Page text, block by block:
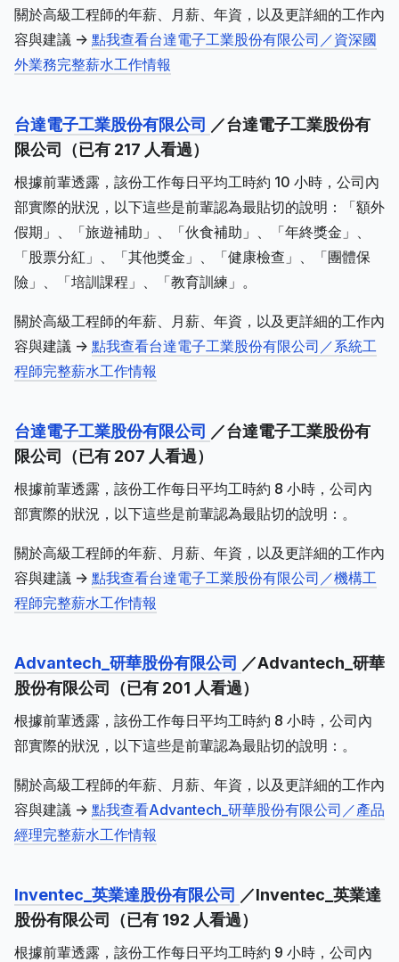
關於高級工程師的年薪、月薪、年資，以及更詳細的工作內
容與建議 -> 點我查看台達電子工業股份有限公司／資深國
外業務完整薪水工作情報
台達電子工業股份有限公司 ／台達電子工業股份有
限公司（已有 217 人看過）
根據前輩透露，該份工作每日平均工時約 10 小時，公司內
部實際的狀況，以下這些是前輩認為最貼切的說明：「額外
假期」、「旅遊補助」、「伙食補助」、「年終獎金」、
「股票分紅」、「其他獎金」、「健康檢查」、「團體保
險」、「培訓課程」、「教育訓練」。
關於高級工程師的年薪、月薪、年資，以及更詳細的工作內
容與建議 -> 點我查看台達電子工業股份有限公司／系統工
程師完整薪水工作情報
台達電子工業股份有限公司 ／台達電子工業股份有
限公司（已有 207 人看過）
根據前輩透露，該份工作每日平均工時約 8 小時，公司內
部實際的狀況，以下這些是前輩認為最貼切的說明：。
關於高級工程師的年薪、月薪、年資，以及更詳細的工作內
容與建議 -> 點我查看台達電子工業股份有限公司／機構工
程師完整薪水工作情報
Advantech_研華股份有限公司 ／Advantech_研華
股份有限公司（已有 201 人看過）
根據前輩透露，該份工作每日平均工時約 8 小時，公司內
部實際的狀況，以下這些是前輩認為最貼切的說明：。
關於高級工程師的年薪、月薪、年資，以及更詳細的工作內
容與建議 -> 點我查看Advantech_研華股份有限公司／產品
經理完整薪水工作情報
Inventec_英業達股份有限公司 ／Inventec_英業達
股份有限公司（已有 192 人看過）
根據前輩透露，該份工作每日平均工時約 9 小時，公司內